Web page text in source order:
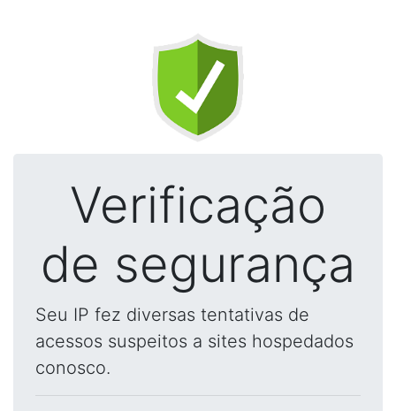
Verificação
de segurança
Seu IP fez diversas tentativas de
acessos suspeitos a sites hospedados
conosco.